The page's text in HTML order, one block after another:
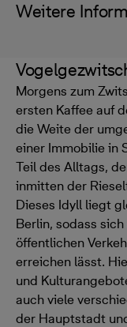
Weitere
Morgens zum
ersten Kaffee auf
die Weite der
einer Immobilie in
Teil des Alltags,
inmitten der
Dieses Idyll liegt
Berlin, sodass
öffentlichen
erreichen lässt.
und
auch viele
der Hauptstadt